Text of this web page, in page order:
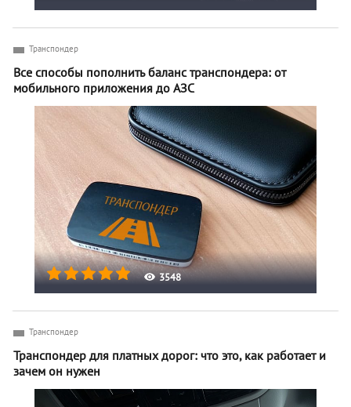
3548
Транспондер
Все способы пополнить баланс транспондера: от
мобильного приложения до АЗС
Транспондер
Транспондер для платных дорог: что это, как работает и
зачем он нужен